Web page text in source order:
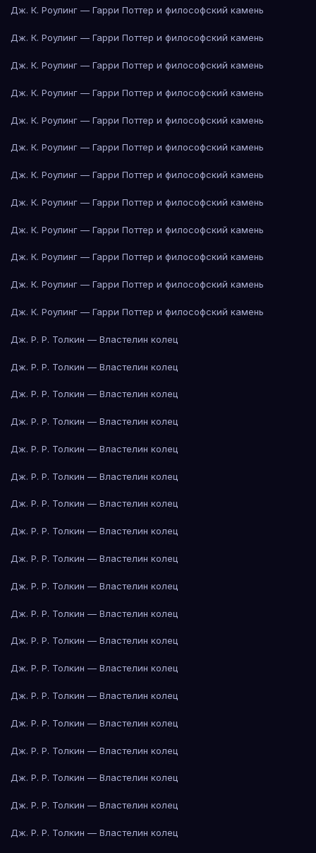
Дж. К. Роулинг — Гарри Поттер и философский камень
Дж. К. Роулинг — Гарри Поттер и философский камень
Дж. К. Роулинг — Гарри Поттер и философский камень
Дж. К. Роулинг — Гарри Поттер и философский камень
Дж. К. Роулинг — Гарри Поттер и философский камень
Дж. К. Роулинг — Гарри Поттер и философский камень
Дж. К. Роулинг — Гарри Поттер и философский камень
Дж. К. Роулинг — Гарри Поттер и философский камень
Дж. К. Роулинг — Гарри Поттер и философский камень
Дж. К. Роулинг — Гарри Поттер и философский камень
Дж. К. Роулинг — Гарри Поттер и философский камень
Дж. К. Роулинг — Гарри Поттер и философский камень
Дж. Р. Р. Толкин — Властелин колец
Дж. Р. Р. Толкин — Властелин колец
Дж. Р. Р. Толкин — Властелин колец
Дж. Р. Р. Толкин — Властелин колец
Дж. Р. Р. Толкин — Властелин колец
Дж. Р. Р. Толкин — Властелин колец
Дж. Р. Р. Толкин — Властелин колец
Дж. Р. Р. Толкин — Властелин колец
Дж. Р. Р. Толкин — Властелин колец
Дж. Р. Р. Толкин — Властелин колец
Дж. Р. Р. Толкин — Властелин колец
Дж. Р. Р. Толкин — Властелин колец
Дж. Р. Р. Толкин — Властелин колец
Дж. Р. Р. Толкин — Властелин колец
Дж. Р. Р. Толкин — Властелин колец
Дж. Р. Р. Толкин — Властелин колец
Дж. Р. Р. Толкин — Властелин колец
Дж. Р. Р. Толкин — Властелин колец
Дж. Р. Р. Толкин — Властелин колец